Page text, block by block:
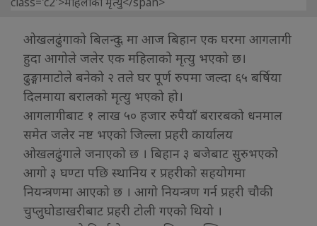
ओखलढुंगाको बिलन्दु ६ मा आज बिहान एक घरमा आगलागी
हुदा आगोले जलेर एक महिलाको मृत्यु भएको छ।
ढुङ्गामाटोले बनेको २ तले घर पूर्ण रुपमा जल्दा ६५ बर्षिया
दिलमाया बरालको मृत्यु भएको हो।
आगलागीबाट १ लाख ५० हजार रुपैयाँ बरारबको धनमाल
समेत जलेर नष्ट भएको जिल्ला प्रहरी कार्यालय
ओखलढुंगाले जनाएको छ । बिहान ३ बजेबाट सुरुभएको
आगो ३ घण्टा पछि स्थानिय र प्रहरीको सहयोगमा
नियन्त्रणमा आएको छ । आगो नियन्त्रण गर्न प्रहरी चौकी
चुप्लुघोडाखरीबाट प्रहरी टोली गएको थियो ।